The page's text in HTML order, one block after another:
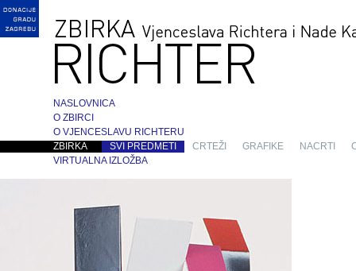
NASLOVNICA
O ZBIRCI
O VJENCESLAVU RICHTERU
ZBIRKA
SVI PREDMETI CRTEŽI GRAFIKE NACRTI
VIRTUALNA IZLOŽBA